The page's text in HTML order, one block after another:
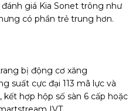
giá Kia Sonet trông như
có phần trẻ trung hơn.
bị động cơ xăng
suất cực đại 113 mã lực và
hợp hộp số sàn 6 cấp hoặc